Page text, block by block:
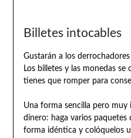
Billetes intocables
Gustarán a los
Los billetes y las monedas
tienes que romper para
Una forma sencilla pero muy
dinero: haga varios
forma idéntica y colóquelos